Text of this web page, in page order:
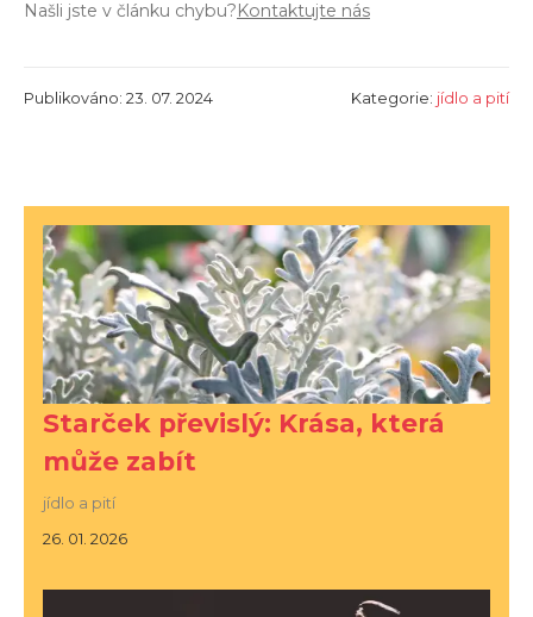
Našli jste v článku chybu?Kontaktujte nás
Publikováno: 23. 07. 2024 Kategorie: jídlo a pití
Starček převislý: Krása, která
může zabít
jídlo a pití
26. 01. 2026